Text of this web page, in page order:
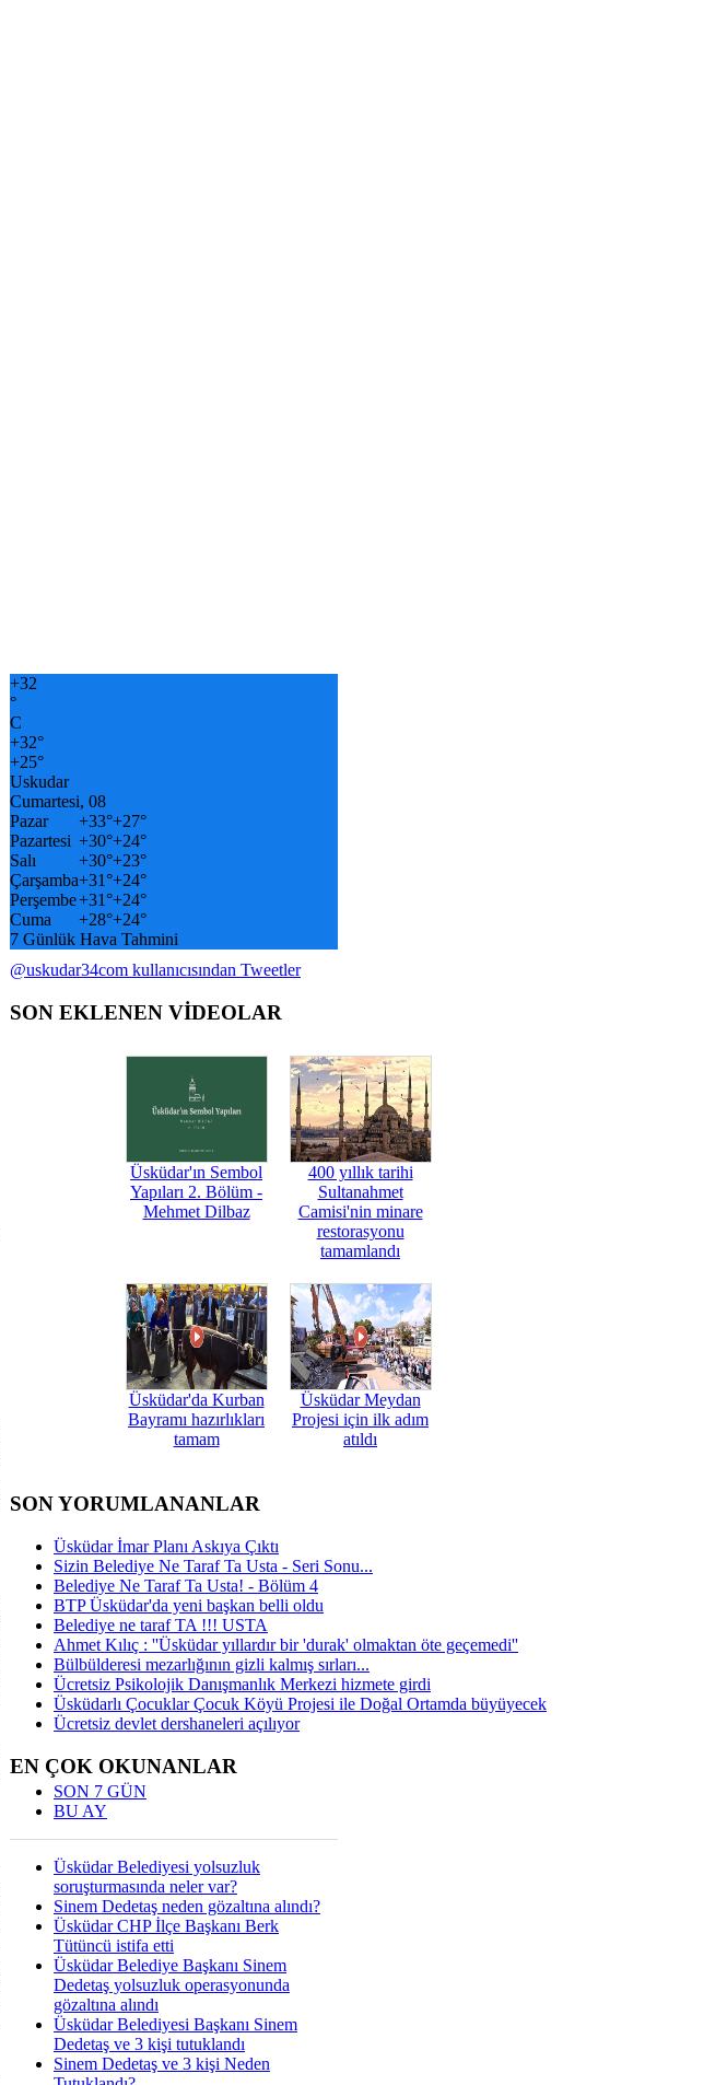
+32
°
C
+32°
+25°
Uskudar
Cumartesi, 08
Pazar
+33°+27°
Pazartesi +30°+24°
Salı
+30°+23°
Çarşamba+31°+24°
Perşembe+31°+24°
Cuma
+28°+24°
7 Günlük Hava Tahmini
@uskudar34com kullanıcısından Tweetler
SON EKLENEN VİDEOLAR
Üsküdar'ın Sembol
Yapıları 2. Bölüm -
Mehmet Dilbaz
400 yıllık tarihi
Sultanahmet
Camisi'nin minare
restorasyonu
tamamlandı
Üsküdar'da Kurban
Bayramı hazırlıkları
tamam
Üsküdar Meydan
Projesi için ilk adım
atıldı
SON YORUMLANANLAR
Üsküdar İmar Planı Askıya Çıktı
Sizin Belediye Ne Taraf Ta Usta - Seri Sonu...
Belediye Ne Taraf Ta Usta! - Bölüm 4
BTP Üsküdar'da yeni başkan belli oldu
Belediye ne taraf TA !!! USTA
Ahmet Kılıç : ''Üsküdar yıllardır bir 'durak' olmaktan öte geçemedi''
Bülbülderesi mezarlığının gizli kalmış sırları...
Ücretsiz Psikolojik Danışmanlık Merkezi hizmete girdi
Üsküdarlı Çocuklar Çocuk Köyü Projesi ile Doğal Ortamda büyüyecek
Ücretsiz devlet dershaneleri açılıyor
EN ÇOK OKUNANLAR
SON 7 GÜN
BU AY
Üsküdar Belediyesi yolsuzluk
soruşturmasında neler var?
Sinem Dedetaş neden gözaltına alındı?
Üsküdar CHP İlçe Başkanı Berk
Tütüncü istifa etti
Üsküdar Belediye Başkanı Sinem
Dedetaş yolsuzluk operasyonunda
gözaltına alındı
Üsküdar Belediyesi Başkanı Sinem
Dedetaş ve 3 kişi tutuklandı
Sinem Dedetaş ve 3 kişi Neden